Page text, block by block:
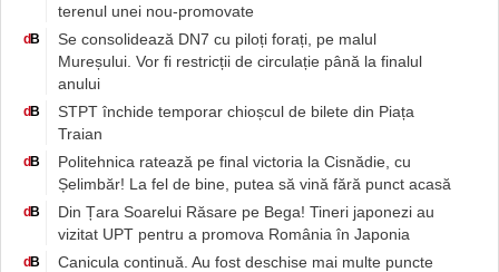
terenul unei nou-promovate
d B
Se consolidează DN7 cu piloți forați, pe malul
Mureșului. Vor fi restricții de circulație până la finalul
anului
d B
STPT închide temporar chioșcul de bilete din Piața
Traian
d B
Politehnica ratează pe final victoria la Cisnădie, cu
Șelimbăr! La fel de bine, putea să vină fără punct acasă
d B
Din Țara Soarelui Răsare pe Bega! Tineri japonezi au
vizitat UPT pentru a promova România în Japonia
d B
Canicula continuă. Au fost deschise mai multe puncte